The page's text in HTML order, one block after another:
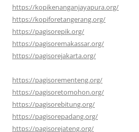
https://kopikenanganjayapura.org/
https://kopiforetangerang.org/
https://pagisorepik.org/
https://pagisoremakassar.org/
https://pagisorejakarta.org/
https://pagisorementeng.org/
https://pagisoretomohon.org/
https://pagisorebitung.org/
https://pagisorepadang.org/
https://pagisorejateng.org/